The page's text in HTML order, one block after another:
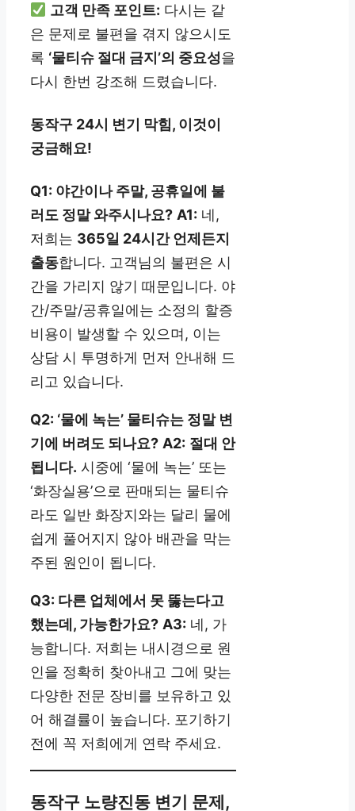
고객 만족 포인트: 다시는 같
은 문제로 불편을 겪지 않으시도
록 ‘물티슈 절대 금지’의 중요성을
다시 한번 강조해 드렸습니다.
동작구 24시 변기 막힘, 이것이
궁금해요!
Q1: 야간이나 주말, 공휴일에 불
러도 정말 와주시나요? A1: 네,
저희는 365일 24시간 언제든지
출동합니다. 고객님의 불편은 시
간을 가리지 않기 때문입니다. 야
간/주말/공휴일에는 소정의 할증
비용이 발생할 수 있으며, 이는
상담 시 투명하게 먼저 안내해 드
리고 있습니다.
Q2: ‘물에 녹는’ 물티슈는 정말 변
기에 버려도 되나요? A2: 절대 안
됩니다. 시중에 ‘물에 녹는’ 또는
‘화장실용’으로 판매되는 물티슈
라도 일반 화장지와는 달리 물에
쉽게 풀어지지 않아 배관을 막는
주된 원인이 됩니다.
Q3: 다른 업체에서 못 뚫는다고
했는데, 가능한가요? A3: 네, 가
능합니다. 저희는 내시경으로 원
인을 정확히 찾아내고 그에 맞는
다양한 전문 장비를 보유하고 있
어 해결률이 높습니다. 포기하기
전에 꼭 저희에게 연락 주세요.
동작구 노량진동 변기 문제,